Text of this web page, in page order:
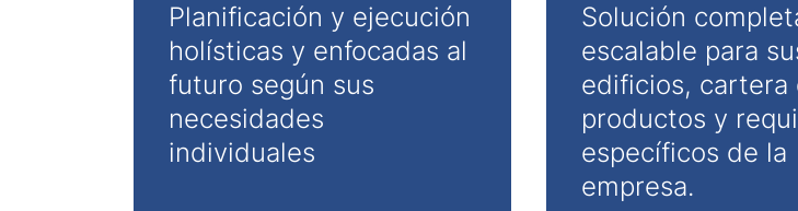
Planificación y ejecución
holísticas y enfocadas al
futuro según sus
necesidades
individuales
Solución
escalable para
edificios, cartera
productos y
específicos de la
empresa.